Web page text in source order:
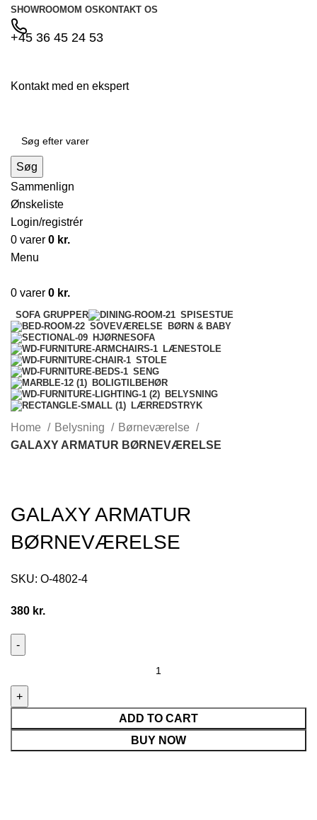
SHOWROOMOM OS KONTAKT OS
+45 36 45 24 53
Kontakt med en ekspert
Søg
Sammenlign
Ønskeliste
Login/registrér
0 varer 0 kr.
Menu
0 varer 0 kr.
SOFA GRUPPER
SPISESTUE
SOVEVÆRELSE BØRN & BABY
HJØRNESOFA
LÆNESTOLE
STOLE
SENG
BOLIGTILBEHØR
BELYSNING
LÆRREDSTRYK
Home Belysning
Børneværelse
GALAXY ARMATUR BØRNEVÆRELSE
GALAXY ARMATUR
BØRNEVÆRELSE
SKU:O-4802-4
380 kr.
ADD TO CART
BUY NOW